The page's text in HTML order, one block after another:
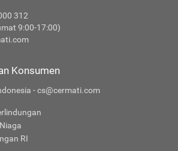
312
9:00-17:00)
Konsumen
- cs@cermati.com
RI